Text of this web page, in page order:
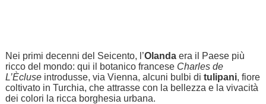
Nei primi decenni del Seicento, l’Olandaera il Paese più
ricco del mondo: qui il botanico francese Charles de
L’Ècluseintrodusse, via Vienna, alcuni bulbi di tulipani, fiore
coltivato in Turchia, che attrasse con la bellezza e la vivacità
dei colori la ricca borghesia urbana.